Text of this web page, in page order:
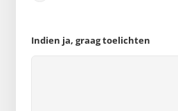
Indien ja, graag toelichten